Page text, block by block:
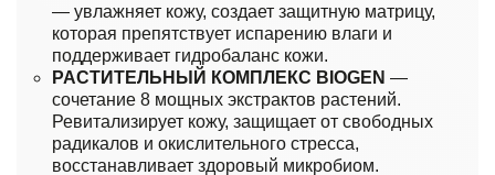
— увлажняет кожу, создает защитную матрицу,
которая препятствует испарению влаги и
поддерживает гидробаланс кожи.
РАСТИТЕЛЬНЫЙ КОМПЛЕКС BIOGEN —
сочетание 8 мощных экстрактов растений.
Ревитализирует кожу, защищает от свободных
радикалов и окислительного стресса,
восстанавливает здоровый микробиом.